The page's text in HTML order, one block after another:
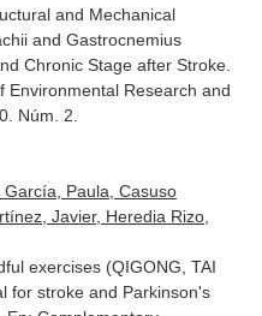
and Mechanical
and Gastrocnemius
Chronic Stage after Stroke.
Environmental Research and
Núm. 2.
Paula, Casuso
Javier, Heredia Rizo,
exercises (QIGONG, TAI
for stroke and Parkinson's